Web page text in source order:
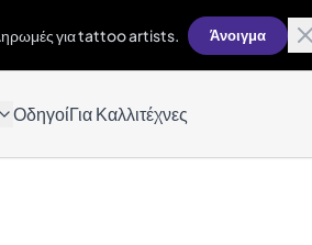
για tattoo artists. Άνοιγμα
ΟδηγοίΓια Καλλιτέχνες